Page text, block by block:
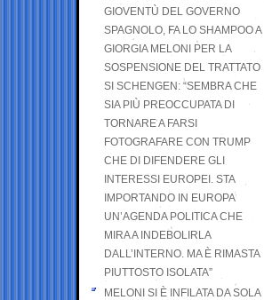
GIOVENTÙ DEL GOVERNO
SPAGNOLO, FA LO SHAMPOO A
GIORGIA MELONI PER LA
SOSPENSIONE DEL TRATTATO
SI SCHENGEN: “SEMBRA CHE
SIA PIÙ PREOCCUPATA DI
TORNARE A FARSI
FOTOGRAFARE CON TRUMP
CHE DI DIFENDERE GLI
INTERESSI EUROPEI. STA
IMPORTANDO IN EUROPA
UN’AGENDA POLITICA CHE
MIRA A INDEBOLIRLA
DALL’INTERNO. MA È RIMASTA
PIUTTOSTO ISOLATA”
MELONI SI È INFILATA DA SOLA